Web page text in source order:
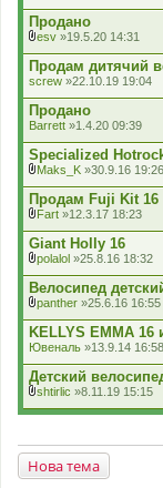
к
л
а
д
е
н
н
я
Продано
к
л
а
д
е
н
н
я
esv »19.5.20 14:31
Продам дитячий
screw »22.10.19 19:04
Продано
Barrett »1.4.20 09:39
Specialized
к
л
а
д
е
н
н
я
Maks_K »30.9.16 19:26
Продам Fuji Kit 16
к
л
а
д
е
н
н
я
Fart »12.3.17 18:23
Giant Holly 16
В
к
л
а
д
е
н
н
я
polalol »25.8.16 18:32
Велосипед
В
к
л
а
д
е
н
н
panther »25.6.16 16:55
KELLYS EMMA
Ювеналь »13.9.14 16:58
Детский
к
а
д
е
н
shtirlic »8.11.19 15:15
Нова тема